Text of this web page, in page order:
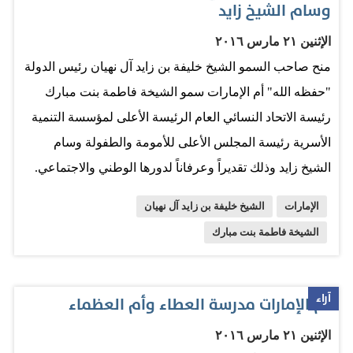
وسام الشيخ زايد
الإثنين ٢١ مارس ٢٠١٦
منح صاحب السمو الشيخ خليفة بن زايد آل نهيان رئيس الدولة
"حفظه الله" أم الإمارات سمو الشيخة فاطمة بنت مبارك
رئيسة الاتحاد النسائي العام الرئيسة الأعلى لمؤسسة التنمية
الأسرية رئيسة المجلس الأعلى للأمومة والطفولة وسام
الشيخ زايد وذلك تقديراً وعرفاناً لدورها الوطني والاجتماعي.
الشيخ زايد بن سلطان آل نهيان طيب الله ثراه في دعم
خدمة الوطن. كما قامت سموها بتمكين وتعزيز دور المرأة
الإماراتية في كافة المجالات، إضافة إلى عطائها وجهودها في
العمل الإنساني والخيري الذي لا حدود له، وقدمت سمو
الإمارات الشيخ خليفة بن زايد آل نهيان
الشيخة فاطمة بنت مبارك
آراء
أم الإمارات مدرسة العطاء وأم العظماء
الإثنين ٢١ مارس ٢٠١٦